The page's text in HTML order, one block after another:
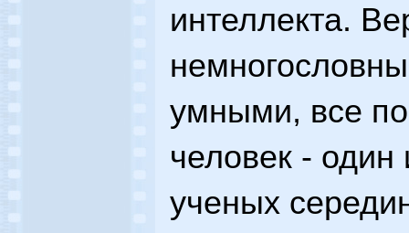
интеллекта.
умными, все
человек -
ученых